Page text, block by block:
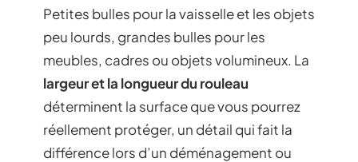
Petites bulles pour la vaisselle et les objets
peu lourds, grandes bulles pour les
meubles, cadres ou objets volumineux. La
largeur et la longueur du rouleau
déterminent la surface que vous pourrez
réellement protéger, un détail qui fait la
différence lors d’un déménagement ou